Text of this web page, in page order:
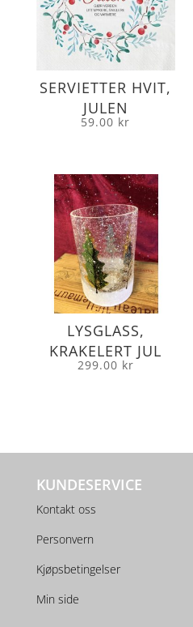
SERVIETTER HVIT,
JULEN
59.00 kr
LYSGLASS,
KRAKELERT JUL
299.00 kr
KUNDESERVICE
Kontakt oss
Personvern
Kjøpsbetingelser
Min side